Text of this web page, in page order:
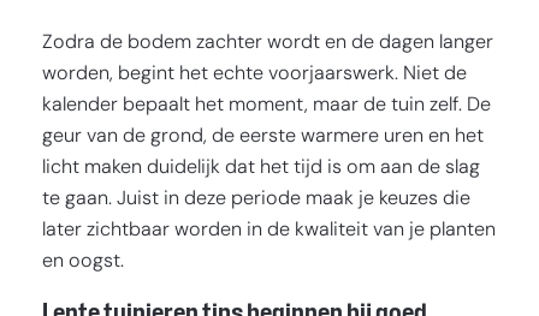
Zodra de bodem zachter wordt en de dagen langer
worden, begint het echte voorjaarswerk. Niet de
kalender bepaalt het moment, maar de tuin zelf. De
geur van de grond, de eerste warmere uren en het
licht maken duidelijk dat het tijd is om aan de slag
te gaan. Juist in deze periode maak je keuzes die
later zichtbaar worden in de kwaliteit van je planten
en oogst.